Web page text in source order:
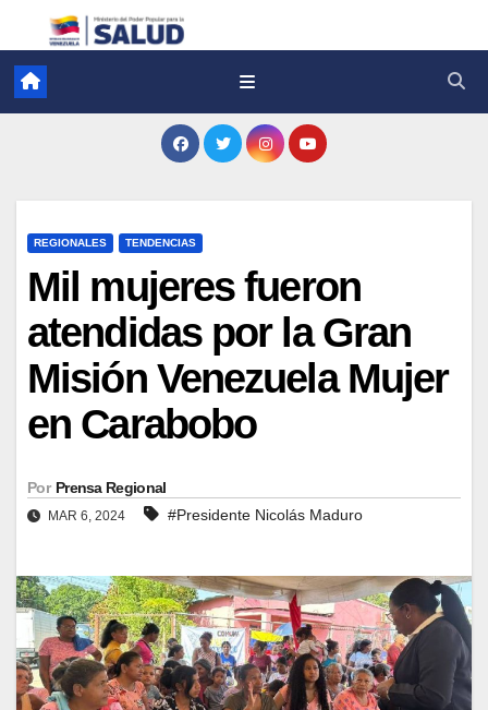
REGIONALES TENDENCIAS
Mil mujeres fueron
atendidas por la Gran
Misión Venezuela Mujer
en Carabobo
Por Prensa Regional
MAR 6, 2024 #Presidente Nicolás Maduro